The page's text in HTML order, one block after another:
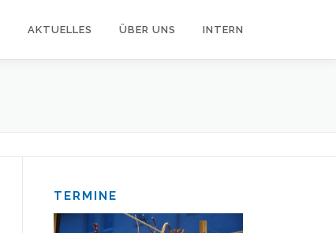
AKTUELLES ÜBER UNS INTERN
TERMINE